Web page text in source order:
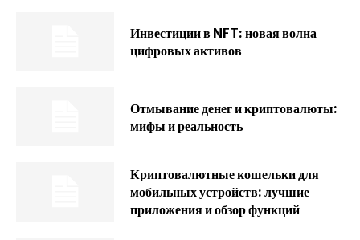
Инвестиции в NFT: новая волна
цифровых активов
Отмывание денег и криптовалюты:
мифы и реальность
Криптовалютные кошельки для
мобильных устройств: лучшие
приложения и обзор функций